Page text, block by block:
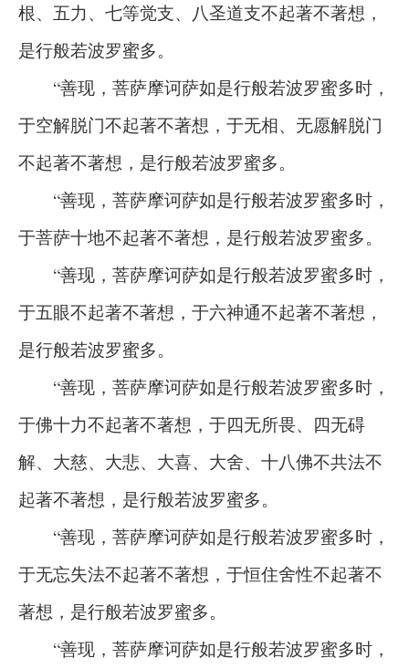
根、五力、七等觉支、八圣道支不起著不著想，
是行般若波罗蜜多。
“善现，菩萨摩诃萨如是行般若波罗蜜多时，
于空解脱门不起著不著想，于无相、无愿解脱门
不起著不著想，是行般若波罗蜜多。
“善现，菩萨摩诃萨如是行般若波罗蜜多时，
于菩萨十地不起著不著想，是行般若波罗蜜多。
“善现，菩萨摩诃萨如是行般若波罗蜜多时，
于五眼不起著不著想，于六神通不起著不著想，
是行般若波罗蜜多。
“善现，菩萨摩诃萨如是行般若波罗蜜多时，
于佛十力不起著不著想，于四无所畏、四无碍
解、大慈、大悲、大喜、大舍、十八佛不共法不
起著不著想，是行般若波罗蜜多。
“善现，菩萨摩诃萨如是行般若波罗蜜多时，
于无忘失法不起著不著想，于恒住舍性不起著不
著想，是行般若波罗蜜多。
“善现，菩萨摩诃萨如是行般若波罗蜜多时，